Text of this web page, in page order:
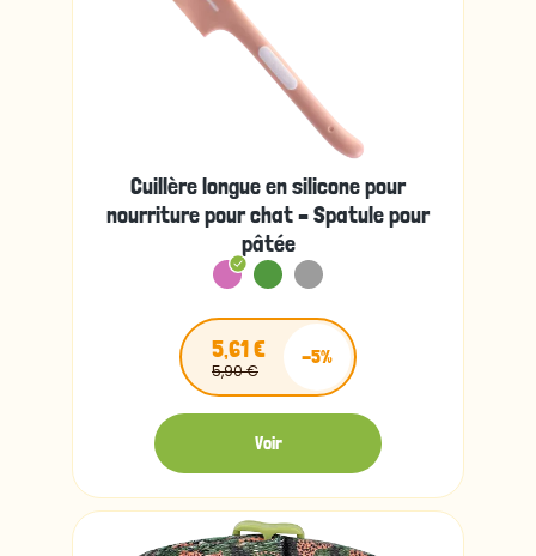
Cuillère longue en silicone pour
nourriture pour chat – Spatule pour
pâtée
5,61 €
5,90 €
-5%
Voir